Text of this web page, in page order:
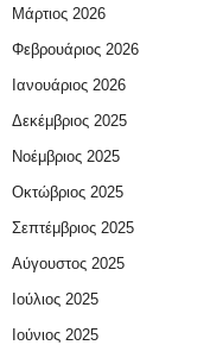
Μάρτιος 2026
Φεβρουάριος 2026
Ιανουάριος 2026
Δεκέμβριος 2025
Νοέμβριος 2025
Οκτώβριος 2025
Σεπτέμβριος 2025
Αύγουστος 2025
Ιούλιος 2025
Ιούνιος 2025